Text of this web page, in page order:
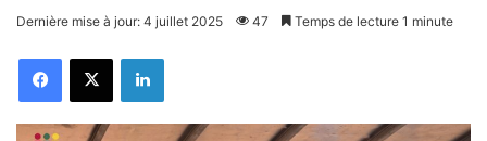
Dernière mise à jour: 4 juillet 2025 47 Temps de lecture 1 minute
FacebookX Linkedin